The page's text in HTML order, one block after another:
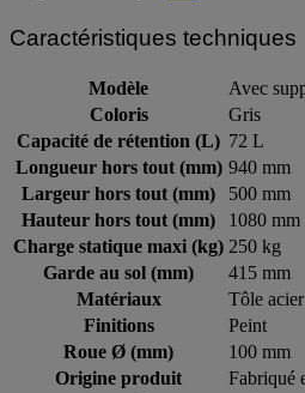
Caractéristiques techniques
Modèle
Avec
Coloris
Gris
Capacité de rétention (L) 72 L
Longueur hors tout (mm) 940 mm
Largeur hors tout (mm)
500 mm
Hauteur hors tout (mm)
1080 mm
Charge statique maxi (kg) 250 kg
Garde au sol (mm)
415 mm
Matériaux
Tôle acier
Finitions
Peint
Roue Ø (mm)
100 mm
Origine produit
Fabriqué